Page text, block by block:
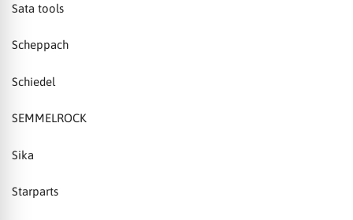
Sata tools
Scheppach
Schiedel
SEMMELROCK
Sika
Starparts